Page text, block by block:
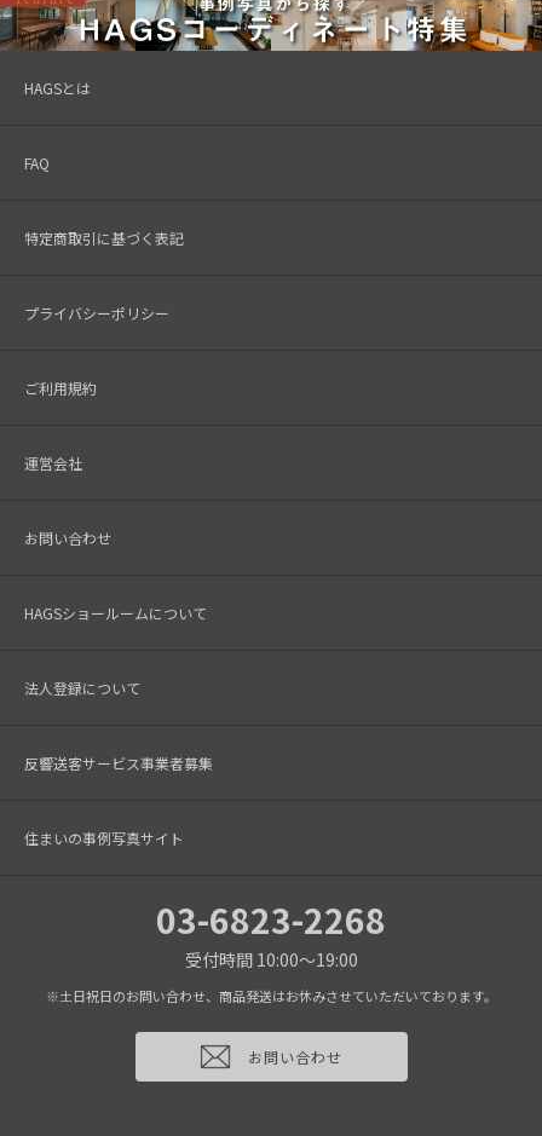
HAGSとは
FAQ
特定商取引に基づく表記
プライバシーポリシー
ご利用規約
運営会社
お問い合わせ
HAGSショールームについて
法人登録について
反響送客サービス事業者募集
住まいの事例写真サイト
03-6823-2268
受付時間 10:00～19:00
※土日祝日のお問い合わせ、商品発送はお休みさせていただいております。
お問い合わせ